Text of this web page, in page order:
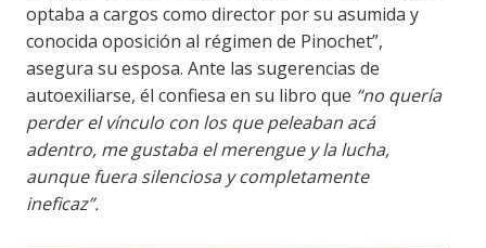
optaba a cargos como director por su asumida y
conocida oposición al régimen de Pinochet”,
asegura su esposa. Ante las sugerencias de
autoexiliarse, él confiesa en su libro que “no quería
perder el vínculo con los que peleaban acá
adentro, me gustaba el merengue y la lucha,
aunque fuera silenciosa y completamente
ineficaz”.